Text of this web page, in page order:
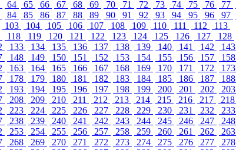
64 65 66 67 68 69 70 71 72 73 74 75 76 77
84 85 86 87 88 89 90 91 92 93 94 95 96 97
103 104 105 106 107 108 109 110 111 112
113
118 119 120 121 122 123 124 125 126 127
128
133 134 135 136 137 138 139 140 141 142
143
148 149 150 151 152 153 154 155 156 157
158
163 164 165 166 167 168 169 170 171 172
173
178 179 180 181 182 183 184 185 186 187
188
193 194 195 196 197 198 199 200 201 202
203
208 209 210 211 212 213 214 215 216 217
218
223 224 225 226 227 228 229 230 231 232
233
238 239 240 241 242 243 244 245 246 247
248
253 254 255 256 257 258 259 260 261 262
263
268 269 270 271 272 273 274 275 276 277
278